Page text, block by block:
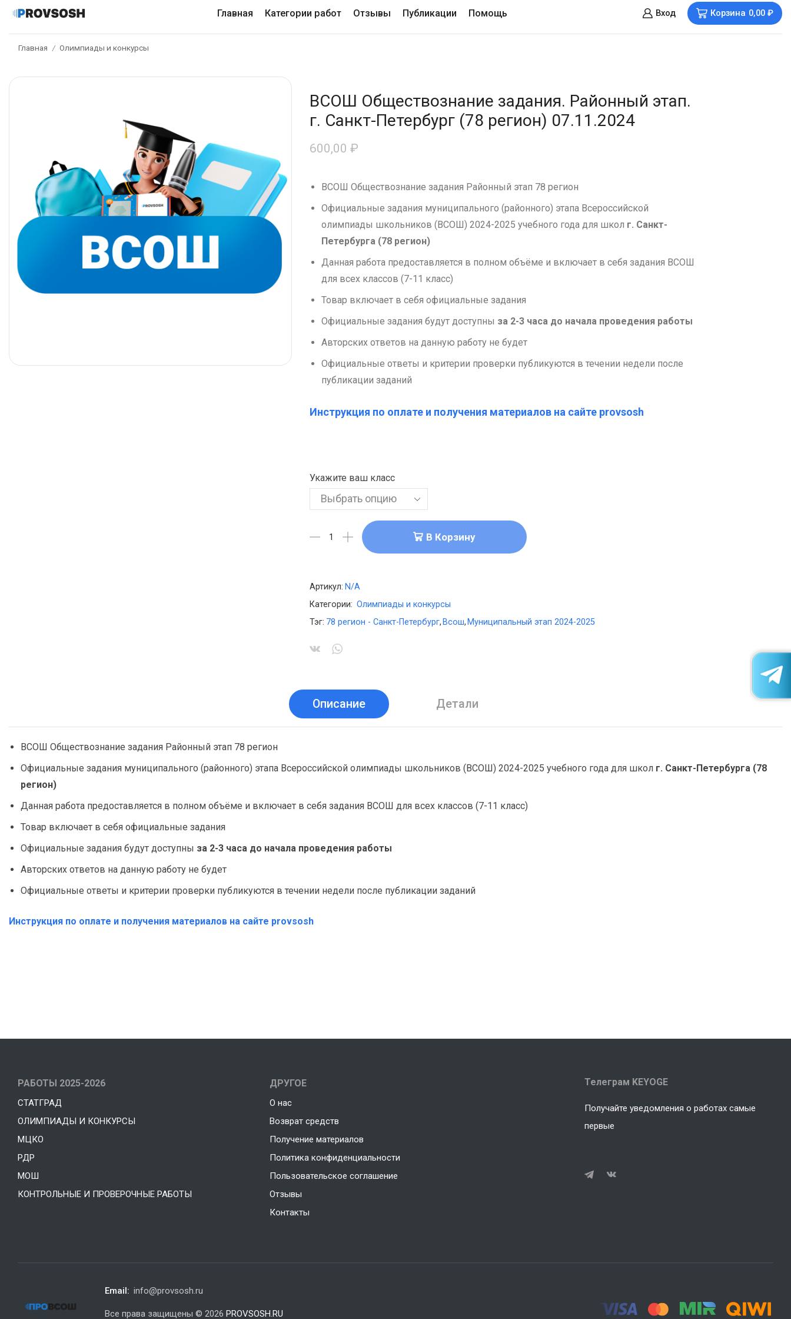
Главная Категории работ Отзывы Публикации Помощь Вход Корзина 0,00 ₽
Главная / Олимпиады и конкурсы
ВСОШ Обществознание задания. Районный этап.
г. Санкт-Петербург (78 регион) 07.11.2024
600,00 ₽
ВСОШ Обществознание задания Районный этап 78 регион
Официальные задания муниципального (районного) этапа Всероссийской
олимпиады школьников (ВСОШ) 2024-2025 учебного года для школ г. Санкт-
Петербурга (78 регион)
Данная работа предоставляется в полном объёме и включает в себя задания ВСОШ
для всех классов (7-11 класс)
Товар включает в себя официальные задания
Официальные задания будут доступны за 2-3 часа до начала проведения работы
Авторских ответов на данную работу не будет
Официальные ответы и критерии проверки публикуются в течении недели после
публикации заданий
Инструкция по оплате и получения материалов на сайте provsosh
Укажите ваш класс
В Корзину
Артикул: N/A
Категории: Олимпиады и конкурсы
Тэг: 78 регион - Санкт-Петербург, Всош, Муниципальный этап 2024-2025
Описание Детали
ВСОШ Обществознание задания Районный этап 78 регион
Официальные задания муниципального (районного) этапа Всероссийской олимпиады школьников (ВСОШ) 2024-2025 учебного года для школ г. Санкт-Петербурга (78
регион)
Данная работа предоставляется в полном объёме и включает в себя задания ВСОШ для всех классов (7-11 класс)
Товар включает в себя официальные задания
Официальные задания будут доступны за 2-3 часа до начала проведения работы
Авторских ответов на данную работу не будет
Официальные ответы и критерии проверки публикуются в течении недели после публикации заданий
Инструкция по оплате и получения материалов на сайте provsosh
РАБОТЫ 2025-2026
СТАТГРАД
ОЛИМПИАДЫ И КОНКУРСЫ
МЦКО
РДР
МОШ
КОНТРОЛЬНЫЕ И ПРОВЕРОЧНЫЕ РАБОТЫ
ДРУГОЕ
О нас
Возврат средств
Получение материалов
Политика конфиденциальности
Пользовательское соглашение
Отзывы
Контакты
Телеграм KEYOGE
Получайте уведомления о работах самые
первые
Email: info@provsosh.ru
Все права защищены © 2026PROVSOSH.RU